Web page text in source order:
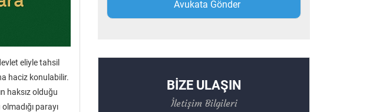
eliyle tahsil
haciz konulabilir.
haksız olduğu
parayı
BİZE ULAŞIN
İletişim Bilgileri